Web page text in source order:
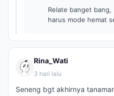
Relate banget
harus mode hemat
Rina_Wati
3 hari lalu
Seneng bgt akhirnya